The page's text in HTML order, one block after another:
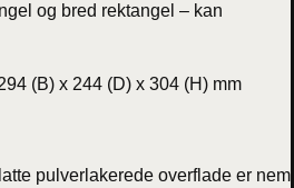
og bred rektangel – kan
(B) x 244 (D) x 304 (H) mm
pulverlakerede overflade er nem